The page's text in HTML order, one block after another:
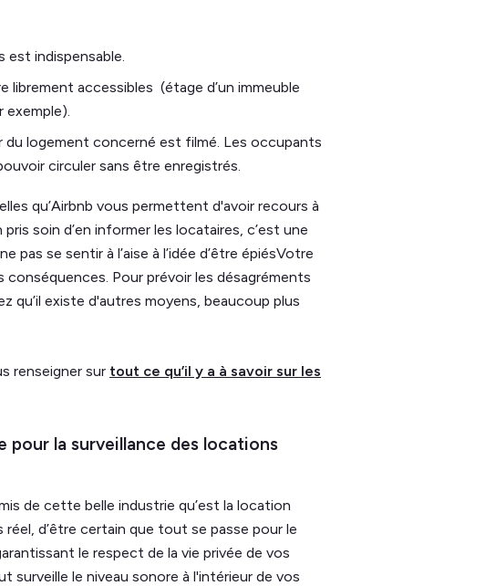
est indispensable.
accessibles (étage d’un immeuble
exemple).
du logement concerné est filmé. Les occupants
circuler sans être enregistrés.
qu’Airbnb vous permettent d'avoir recours à
soin d’en informer les locataires, c’est une
se sentir à l’aise à l’idée d’être épiésVotre
Pour prévoir les désagréments
qu’il existe d'autres moyens, beaucoup plus
renseigner sur tout ce qu’il y a à savoir sur les
pour la surveillance des locations
de cette belle industrie qu’est la location
d’être certain que tout se passe pour le
le respect de la vie privée de vos
le niveau sonore à l'intérieur de vos